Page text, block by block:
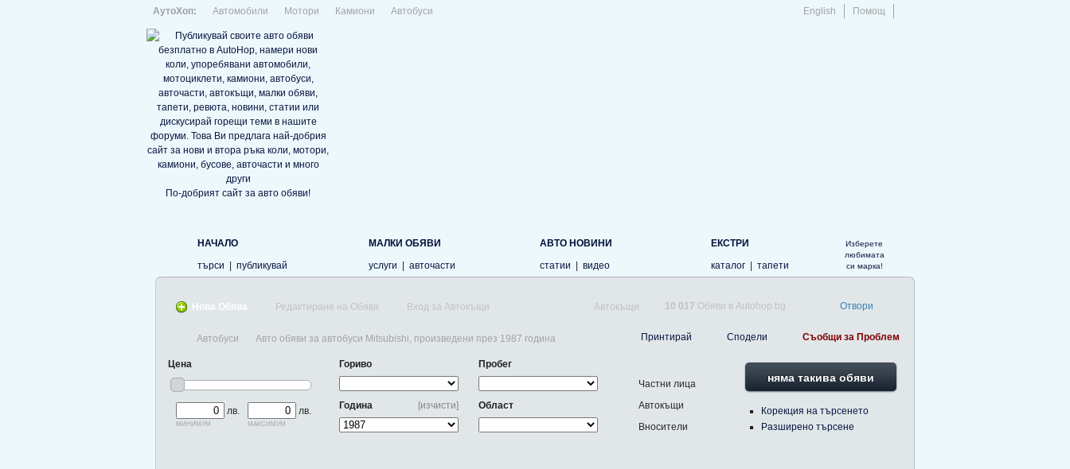
English Помощ
АутоХоп: Автомобили Мотори Камиони Автобуси
По-добрият сайт за авто обяви!
НАЧАЛО
търси
публикувай
МАЛКИ ОБЯВИ
услуги
авточасти
АВТО НОВИНИ
статии
видео
ЕКСТРИ
каталог
тапети
Изберете
любимата
си марка!
Нова Обява Редактиране на Обява Вход за Автокъщи Автокъщи 10 017 Обяви в Autohop.bg Отвори
Принтирай Сподели Съобщи за Проблем
Автобуси Авто обяви за автобуси Mitsubishi, произведени през 1987 година
Цена
лв.
минимум
лв.
максимум
Гориво
[изчисти]
Година
Пробег
Област
Частни лица
Автокъщи
Вносители
няма такива обяви
Корекция на търсенето
Разширено търсене